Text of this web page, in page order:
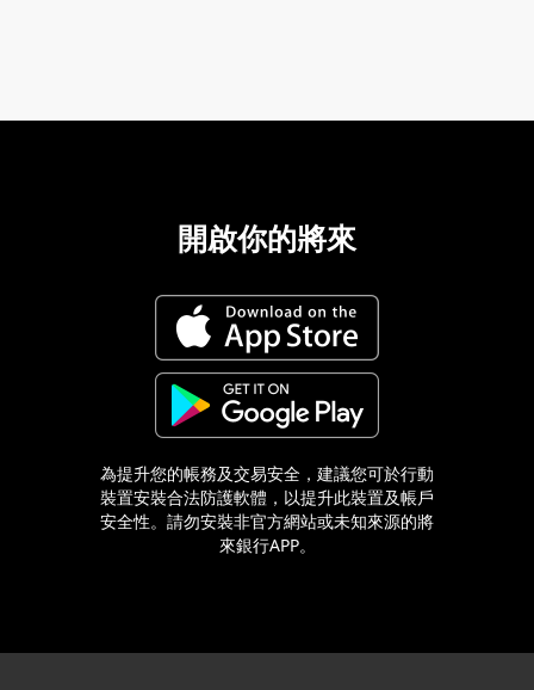
開啟你的將來
為提升您的帳務及交易安全，建議您可於行動
裝置安裝合法防護軟體，以提升此裝置及帳戶
安全性。請勿安裝非官方網站或未知來源的將
來銀行APP。